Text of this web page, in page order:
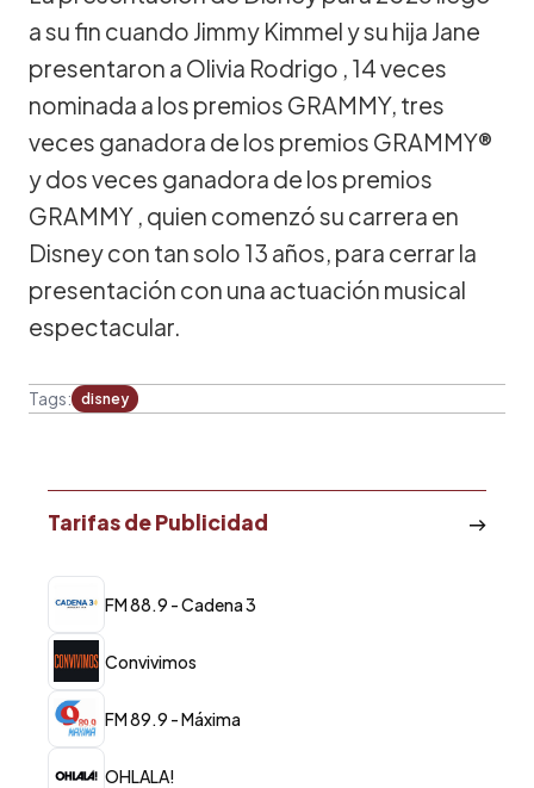
a su fin cuando Jimmy Kimmel y su hija Jane
presentaron a Olivia Rodrigo , 14 veces
nominada a los premios GRAMMY, tres
veces ganadora de los premios GRAMMY®
y dos veces ganadora de los premios
GRAMMY , quien comenzó su carrera en
Disney con tan solo 13 años, para cerrar la
presentación con una actuación musical
espectacular.
Tags: disney
Tarifas de Publicidad
FM 88.9 - Cadena 3
Convivimos
FM 89.9 - Máxima
OHLALA!